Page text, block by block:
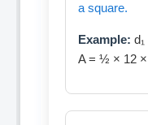
a square.
Example:
A = ½ × 12 ×